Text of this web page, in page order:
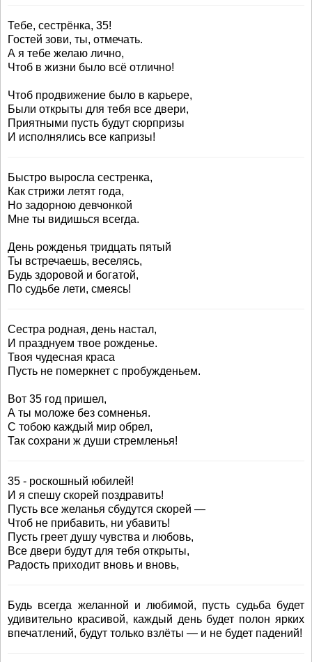
Тебе, сестрёнка, 35!
Гостей зови, ты, отмечать.
А я тебе желаю лично,
Чтоб в жизни было всё отлично!
Чтоб продвижение было в карьере,
Были открыты для тебя все двери,
Приятными пусть будут сюрпризы
И исполнялись все капризы!
Быстро выросла сестренка,
Как стрижи летят года,
Но задорною девчонкой
Мне ты видишься всегда.
День рожденья тридцать пятый
Ты встречаешь, веселясь,
Будь здоровой и богатой,
По судьбе лети, смеясь!
Сестра родная, день настал,
И празднуем твое рожденье.
Твоя чудесная краса
Пусть не померкнет с пробужденьем.
Вот 35 год пришел,
А ты моложе без сомненья.
С тобою каждый мир обрел,
Так сохрани ж души стремленья!
35 - роскошный юбилей!
И я спешу скорей поздравить!
Пусть все желанья сбудутся скорей —
Чтоб не прибавить, ни убавить!
Пусть греет душу чувства и любовь,
Все двери будут для тебя открыты,
Радость приходит вновь и вновь,
Будь всегда желанной и любимой, пусть судьба будет
удивительно красивой, каждый день будет полон ярких
впечатлений, будут только взлёты — и не будет падений!